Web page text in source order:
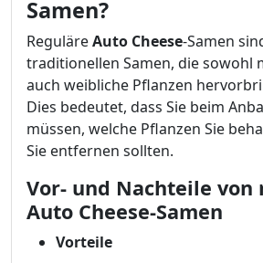
Samen?
ReguläreAuto Cheese-Samen
traditionellen Samen, die sowohl
auch weibliche Pflanzen
Dies bedeutet, dass Sie beim
müssen, welche Pflanzen Sie
Sie entfernen sollten.
Vor- und Nachteile von
Auto Cheese-Samen
Vorteile